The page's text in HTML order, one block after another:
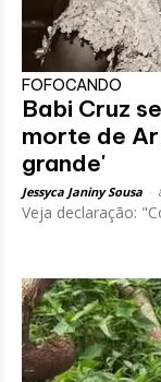
FOFOCANDO
Babi Cruz
morte de
grande'
Jessyca Janiny Sousa
Veja declaração: